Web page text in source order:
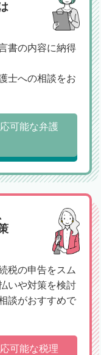
書の内容に納得
士への相談をお
可能な弁護
税の申告をスム
いや対策を検討
談がおすすめで
可能な税理